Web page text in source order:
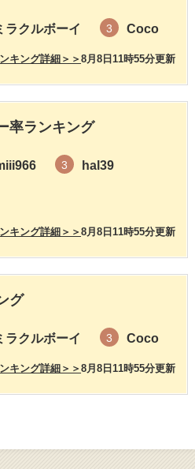
ラクルボーイ 3 Coco
8月8日11時55分更新
キング詳細＞＞
率ランキング
3 hal39
8月8日11時55分更新
キング詳細＞＞
グ
ラクルボーイ 3 Coco
8月8日11時55分更新
キング詳細＞＞